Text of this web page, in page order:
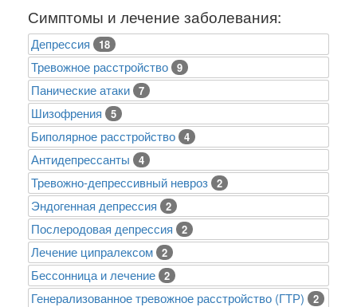
Симптомы и лечение заболевания:
Депрессия 18
Тревожное расстройство 9
Панические атаки 7
Шизофрения 5
Биполярное расстройство 4
Антидепрессанты 4
Тревожно-депрессивный невроз 2
Эндогенная депрессия 2
Послеродовая депрессия 2
Лечение ципралексом 2
Бессонница и лечение 2
Генерализованное тревожное расстройство (ГТР) 2